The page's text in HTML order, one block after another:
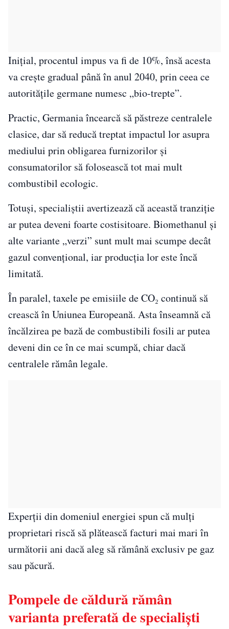
Inițial, procentul impus va fi de 10%, însă acesta
va crește gradual până în anul 2040, prin ceea ce
autoritățile germane numesc „bio-trepte”.
Practic, Germania încearcă să păstreze centralele
clasice, dar să reducă treptat impactul lor asupra
mediului prin obligarea furnizorilor și
consumatorilor să folosească tot mai mult
combustibil ecologic.
Totuși, specialiștii avertizează că această tranziție
ar putea deveni foarte costisitoare. Biomethanul și
alte variante „verzi” sunt mult mai scumpe decât
gazul convențional, iar producția lor este încă
limitată.
În paralel, taxele pe emisiile de CO₂ continuă să
crească în Uniunea Europeană. Asta înseamnă că
încălzirea pe bază de combustibili fosili ar putea
deveni din ce în ce mai scumpă, chiar dacă
centralele rămân legale.
Experții din domeniul energiei spun că mulți
proprietari riscă să plătească facturi mai mari în
următorii ani dacă aleg să rămână exclusiv pe gaz
sau păcură.
Pompele de căldură rămân
varianta preferată de specialiști